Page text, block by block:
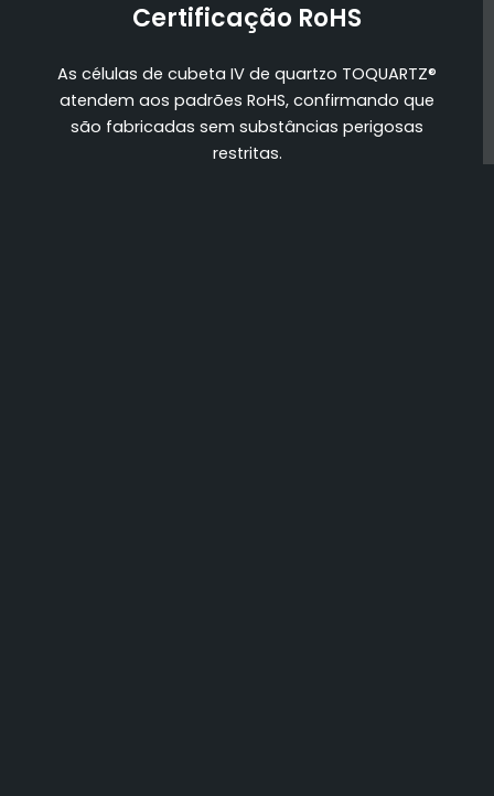
Certificação RoHS
As células de cubeta IV de quartzo TOQUARTZ®
atendem aos padrões RoHS, confirmando que
são fabricadas sem substâncias perigosas
restritas.